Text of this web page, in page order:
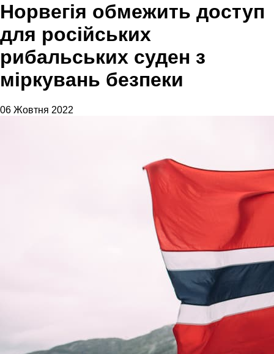
Норвегія обмежить доступ
для російських
рибальських суден з
міркувань безпеки
06 Жовтня 2022